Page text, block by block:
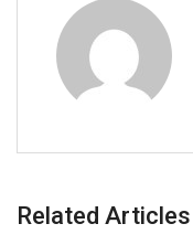
Related Articles